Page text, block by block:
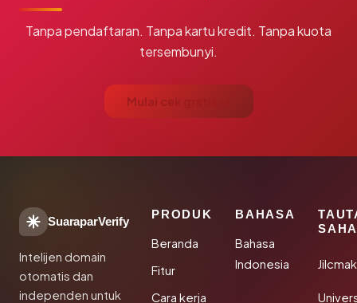
Tanpa pendaftaran. Tanpa kartu kredit. Tanpa kuota
tersembunyi.
Mulai cek gratis →
SuaraparVerify
Intelijen domain
otomatis dan
independen untuk
PRODUK
Beranda
Fitur
Cara kerja
BAHASA
Bahasa
Indonesia